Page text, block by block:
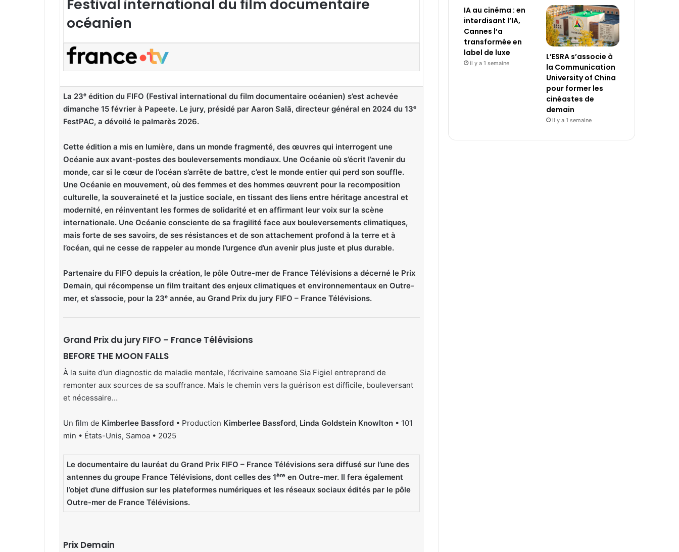
Festival international du film documentaire
océanien
La 23ᵉ édition du FIFO (Festival international du film documentaire océanien) s’est achevée
dimanche 15 février à Papeete. Le jury, présidé par Aaron Salā, directeur général en 2024 du 13ᵉ
FestPAC, a dévoilé le palmarès 2026.
Cette édition a mis en lumière, dans un monde fragmenté, des œuvres qui interrogent une
Océanie aux avant-postes des bouleversements mondiaux. Une Océanie où s’écrit l’avenir du
monde, car si le cœur de l’océan s’arrête de battre, c’est le monde entier qui perd son souffle.
Une Océanie en mouvement, où des femmes et des hommes œuvrent pour la recomposition
culturelle, la souveraineté et la justice sociale, en tissant des liens entre héritage ancestral et
modernité, en réinventant les formes de solidarité et en affirmant leur voix sur la scène
internationale. Une Océanie consciente de sa fragilité face aux bouleversements climatiques,
mais forte de ses savoirs, de ses résistances et de son attachement profond à la terre et à
l’océan, qui ne cesse de rappeler au monde l’urgence d’un avenir plus juste et plus durable.
Partenaire du FIFO depuis la création, le pôle Outre-mer de France Télévisions a décerné le Prix
Demain, qui récompense un film traitant des enjeux climatiques et environnementaux en Outre-
mer, et s’associe, pour la 23ᵉ année, au Grand Prix du jury FIFO – France Télévisions.
Grand Prix du jury FIFO – France Télévisions
BEFORE THE MOON FALLS
À la suite d’un diagnostic de maladie mentale, l’écrivaine samoane Sia Figiel entreprend de
remonter aux sources de sa souffrance. Mais le chemin vers la guérison est difficile, bouleversant
et nécessaire…
Un film de Kimberlee Bassford • Production Kimberlee Bassford, Linda Goldstein Knowlton • 101
min • États-Unis, Samoa • 2025
Le documentaire du lauréat du Grand Prix FIFO – France Télévisions sera diffusé sur l’une des
antennes du groupe France Télévisions, dont celles des 1ère en Outre-mer. Il fera également
l’objet d’une diffusion sur les plateformes numériques et les réseaux sociaux édités par le pôle
Outre-mer de France Télévisions.
Prix Demain
IA au cinéma : en
interdisant l’IA,
Cannes l’a
transformée en
label de luxe
il y a 1 semaine
L’ESRA s’associe à
la Communication
University of China
pour former les
cinéastes de
demain
il y a 1 semaine